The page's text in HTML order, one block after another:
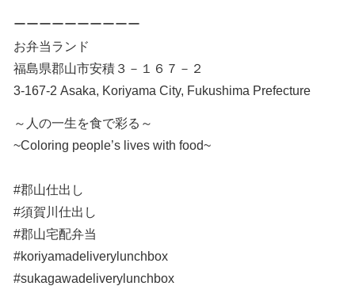
ーーーーーーーーーー
お弁当ランド
福島県郡山市安積３－１６７－２
3-167-2 Asaka, Koriyama City, Fukushima Prefecture
～人の一生を食で彩る～
~Coloring people’s lives with food~
#郡山仕出し
#須賀川仕出し
#郡山宅配弁当
#koriyamadeliverylunchbox
#sukagawadeliverylunchbox